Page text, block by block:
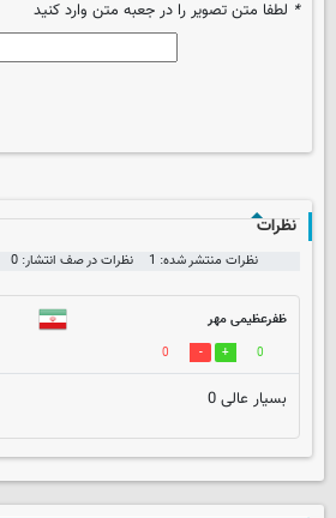
* لطفا متن تصویر را در جعبه متن وارد کنید
نظرات
نظرات منتشر شده: 1 نظرات در صف انتشار: 0
ظفرعظیمی مهر
0
0
بسیار عالی 0